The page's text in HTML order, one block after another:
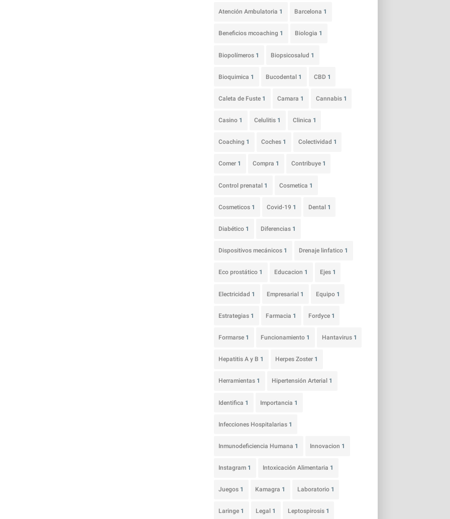
Atención Ambulatoria 1 Barcelona 1
Beneficios mcoaching 1 Biologia 1
Biopolímeros 1 Biopsicosalud 1
Bioquimica 1 Bucodental 1 CBD 1
Caleta de Fuste 1 Camara 1 Cannabis 1
Casino 1 Celulitis 1 Clinica 1
Coaching 1 Coches 1 Colectividad 1
Comer 1 Compra 1 Contribuye 1
Control prenatal 1 Cosmetica 1
Cosmeticos 1 Covid-19 1 Dental 1
Diabético 1 Diferencias 1
Dispositivos mecánicos 1 Drenaje linfatico 1
Eco prostático 1 Educacion 1 Ejes 1
Electricidad 1 Empresarial 1 Equipo 1
Estrategias 1 Farmacia 1 Fordyce 1
Formarse 1 Funcionamiento 1 Hantavirus 1
Hepatitis A y B 1 Herpes Zoster 1
Herramientas 1 Hipertensión Arterial 1
Identifica 1 Importancia 1
Infecciones Hospitalarias 1
Inmunodeficiencia Humana 1 Innovacion 1
Instagram 1 Intoxicación Alimentaria 1
Juegos 1 Kamagra 1 Laboratorio 1
Laringe 1 Legal 1 Leptospirosis 1